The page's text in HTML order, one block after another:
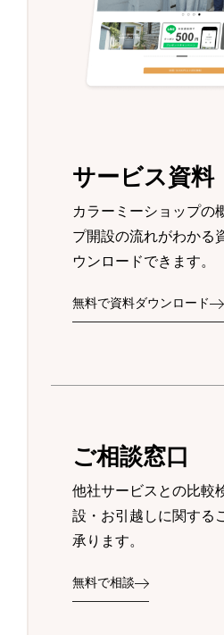
サービス資料
カラーミーショップの
プ開設の流れがわかる
ウンロードできます。
無料で資料ダウンロード
ご相談窓口
他社サービスとの比較
設・お引越しに関する
承ります。
無料で相談